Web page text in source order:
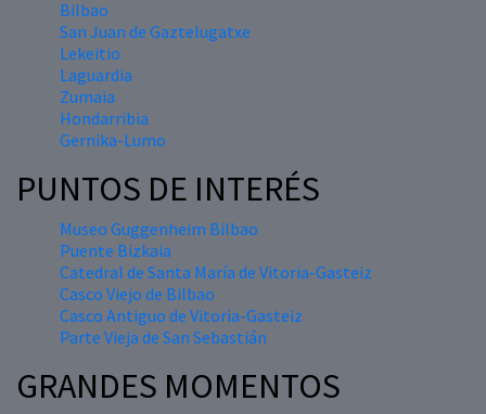
Bilbao
San Juan de Gaztelugatxe
Lekeitio
Laguardia
Zumaia
Hondarribia
Gernika-Lumo
PUNTOS DE INTERÉS
Museo Guggenheim Bilbao
Puente Bizkaia
Catedral de Santa María de Vitoria-Gasteiz
Casco Viejo de Bilbao
Casco Antiguo de Vitoria-Gasteiz
Parte Vieja de San Sebastián
GRANDES MOMENTOS